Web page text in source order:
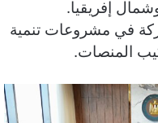
إفريقيا.
في مشروعات تنمية
المنصات.